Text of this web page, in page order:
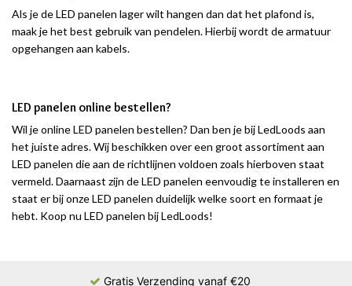
Als je de LED panelen lager wilt hangen dan dat het plafond is,
maak je het best gebruik van pendelen. Hierbij wordt de armatuur
opgehangen aan kabels.
LED panelen online bestellen?
Wil je online LED panelen bestellen? Dan ben je bij LedLoods aan
het juiste adres. Wij beschikken over een groot assortiment aan
LED panelen die aan de richtlijnen voldoen zoals hierboven staat
vermeld. Daarnaast zijn de LED panelen eenvoudig te installeren en
staat er bij onze LED panelen duidelijk welke soort en formaat je
hebt. Koop nu LED panelen bij LedLoods!
Gratis Verzending vanaf €20